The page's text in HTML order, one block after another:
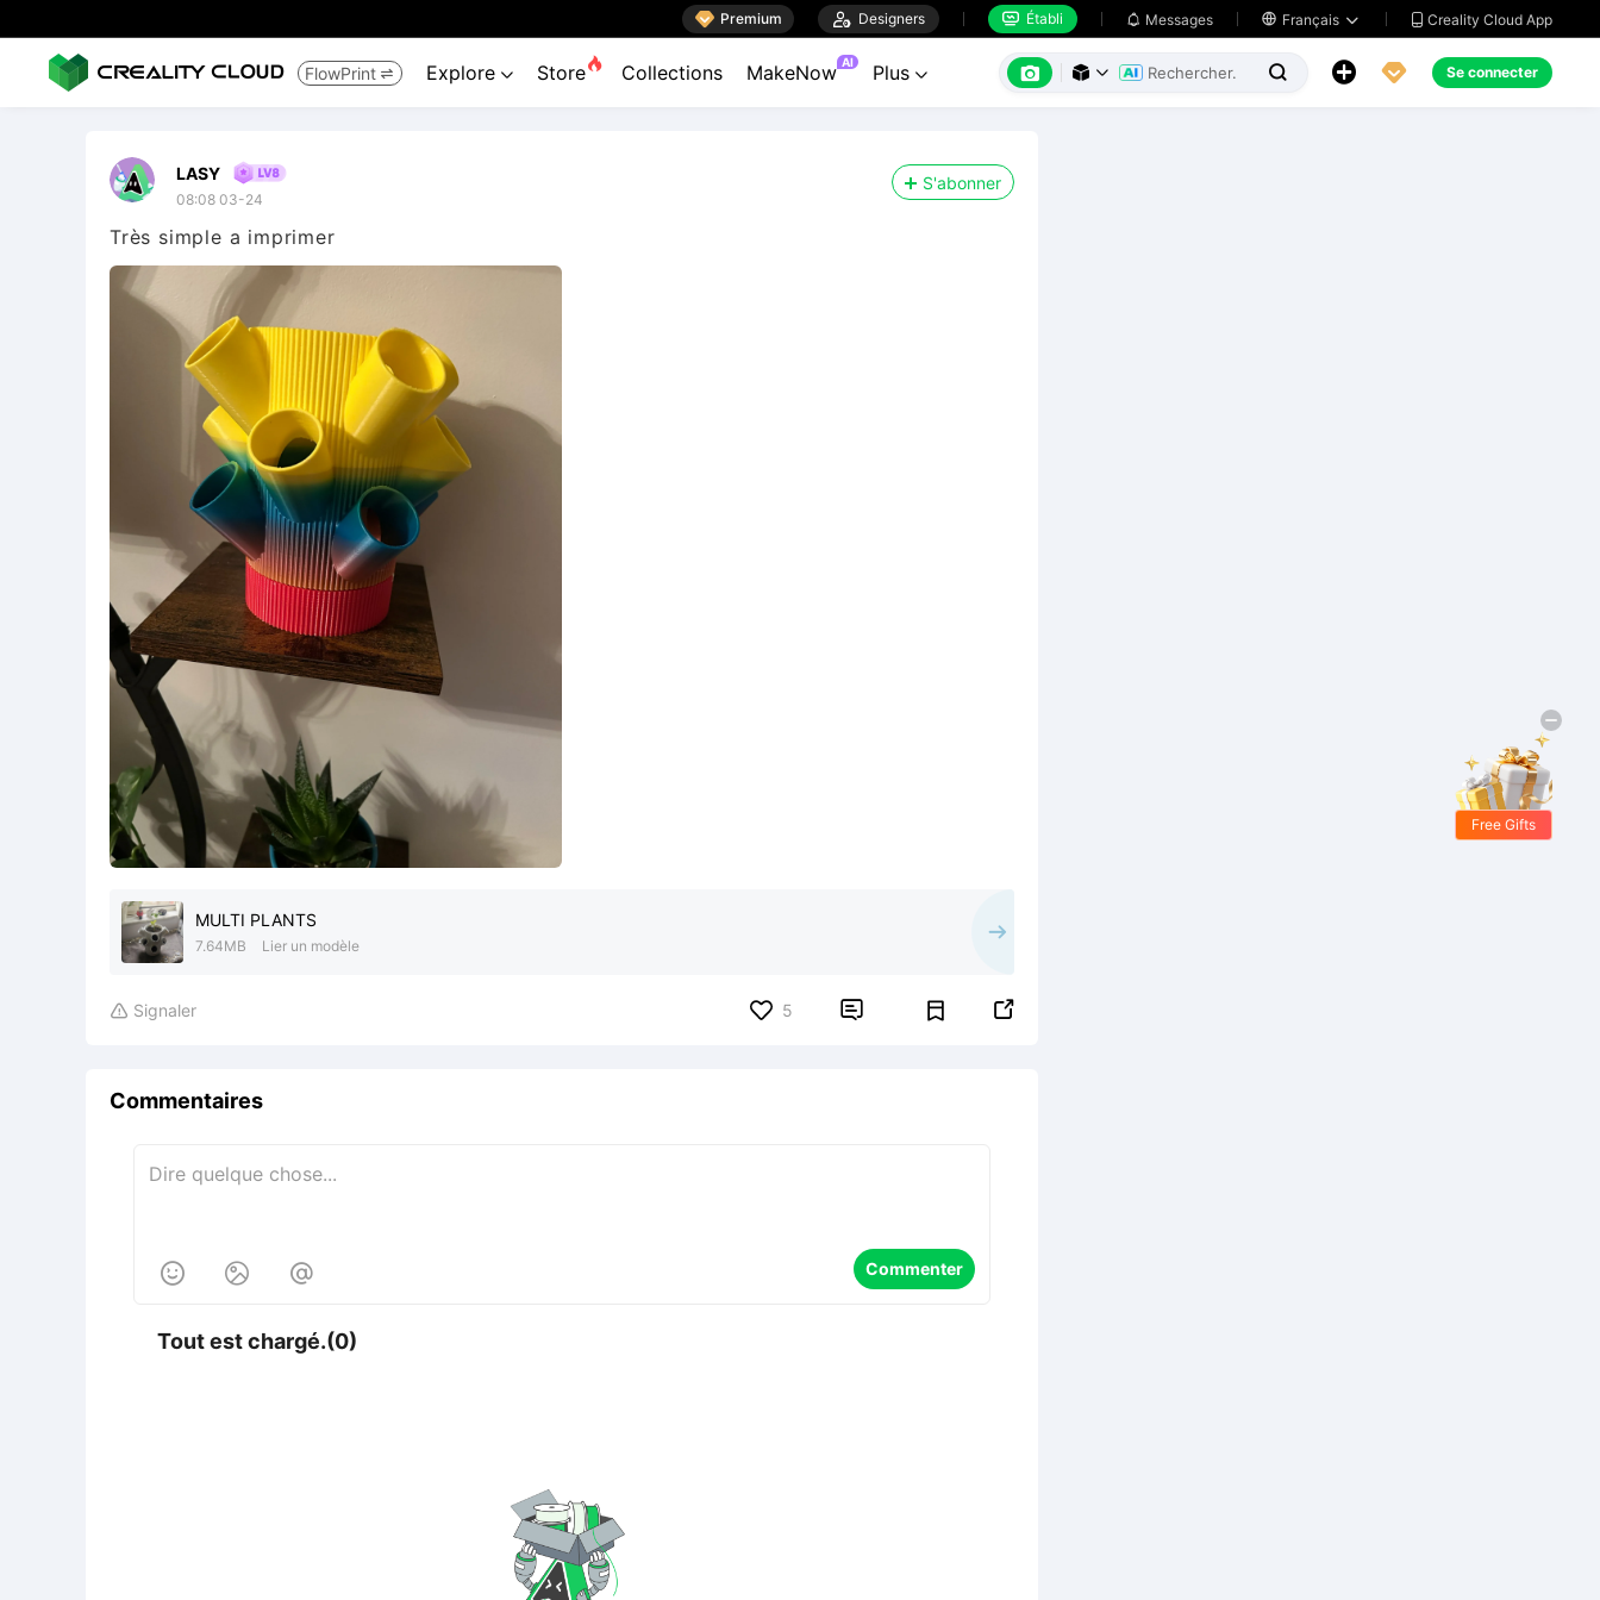
 Premium  Designers  Établi  Messages  Français   Creality Cloud App
FlowPrint  Explore  Store Collections MakeNow AI Plus        Se connecter
LASY
08:08 03-24
S'abonner
Très simple a imprimer
MULTI PLANTS
7.64MB Lier un modèle
 Signaler 5  
Commentaires
   Commenter
Tout est chargé.(0)
Free Gifts